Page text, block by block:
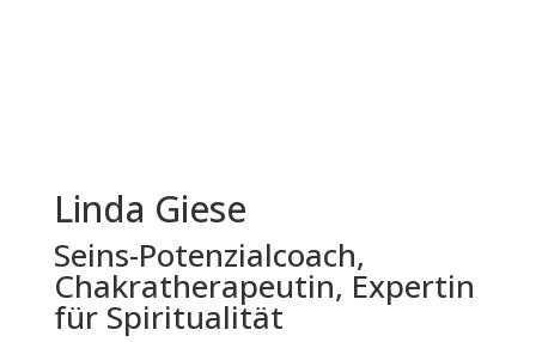
Linda Giese
Seins-Potenzialcoach,
Chakratherapeutin, Expertin
für Spiritualität